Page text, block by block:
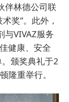
伴林德公司联
奖”。此外，
与VIVAZ服务
健康、安全
颁奖典礼于2
隆重举行。